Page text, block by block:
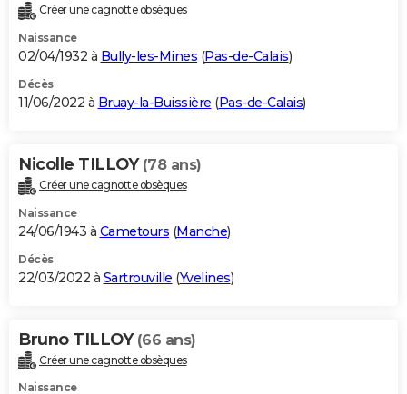
Créer une cagnotte obsèques
Naissance
02/04/1932 à Bully-les-Mines (Pas-de-Calais)
Décès
11/06/2022 à Bruay-la-Buissière (Pas-de-Calais)
Nicolle TILLOY (78 ans)
Créer une cagnotte obsèques
Naissance
24/06/1943 à Cametours (Manche)
Décès
22/03/2022 à Sartrouville (Yvelines)
Bruno TILLOY (66 ans)
Créer une cagnotte obsèques
Naissance